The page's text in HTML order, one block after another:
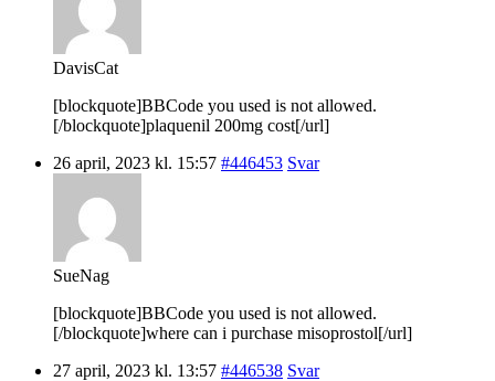
DavisCat
[blockquote]BBCode you used is not allowed.
[/blockquote]plaquenil 200mg cost[/url]
26 april, 2023 kl. 15:57 #446453 Svar
SueNag
[blockquote]BBCode you used is not allowed.
[/blockquote]where can i purchase misoprostol[/url]
27 april, 2023 kl. 13:57 #446538 Svar